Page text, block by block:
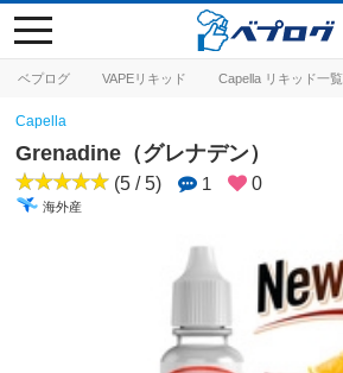
ベプログ VAPEリキッド Capella リキッド一覧
toggle
navigation
Capella
Grenadine（グレナデン）
(5 / 5) 1 0
海外産